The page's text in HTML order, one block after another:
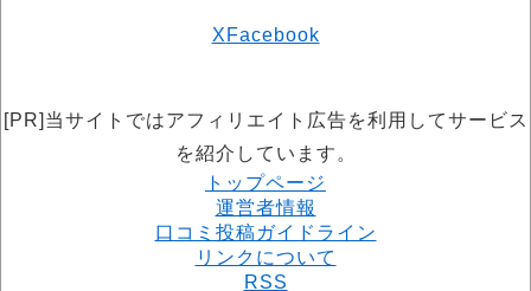
X Facebook
[PR]当サイトではアフィリエイト広告を利用してサービス
を紹介しています。
トップページ
運営者情報
口コミ投稿ガイドライン
リンクについて
RSS